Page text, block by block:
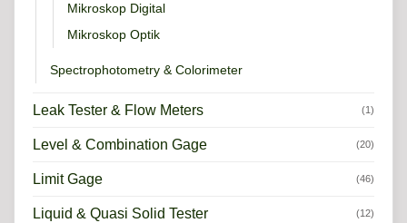
Mikroskop Digital
Mikroskop Optik
Spectrophotometry & Colorimeter
Leak Tester & Flow Meters (1)
Level & Combination Gage (20)
Limit Gage (46)
Liquid & Quasi Solid Tester (12)